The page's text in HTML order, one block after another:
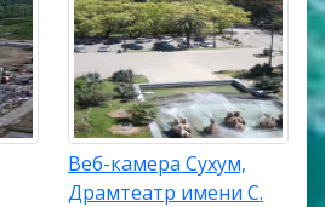
Веб-камера Сухум,
Драмтеатр имени С.